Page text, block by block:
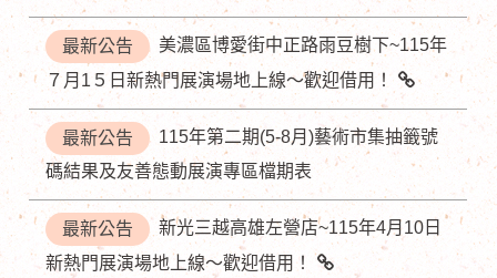
最新公告
美濃區博愛街中正路雨豆樹下~115年
７月1５日新熱門展演場地上線～歡迎借用！
最新公告
115年第二期(5-8月)藝術市集抽籤號
碼結果及友善態動展演專區檔期表
最新公告
新光三越高雄左營店~115年4月10日
新熱門展演場地上線～歡迎借用！